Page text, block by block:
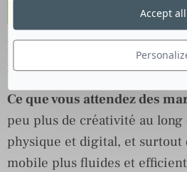
@fabricefrossard
Domaine d’expertise :
marketing
Ce que vous attendez des
peu plus de créativité au
physique et digital, et surtout
mobile plus fluides et
Accept all